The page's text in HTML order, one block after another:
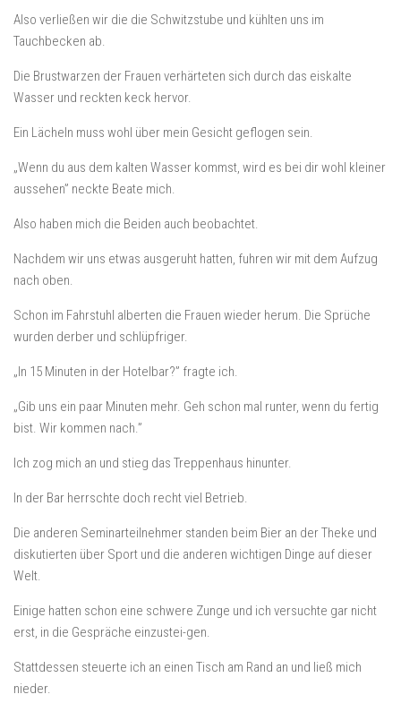
Also verließen wir die die Schwitzstube und kühlten uns im
Tauchbecken ab.
Die Brustwarzen der Frauen verhärteten sich durch das eiskalte
Wasser und reckten keck hervor.
Ein Lächeln muss wohl über mein Gesicht geflogen sein.
„Wenn du aus dem kalten Wasser kommst, wird es bei dir wohl kleiner
aussehen” neckte Beate mich.
Also haben mich die Beiden auch beobachtet.
Nachdem wir uns etwas ausgeruht hatten, fuhren wir mit dem Aufzug
nach oben.
Schon im Fahrstuhl alberten die Frauen wieder herum. Die Sprüche
wurden derber und schlüpfriger.
„In 15 Minuten in der Hotelbar?” fragte ich.
„Gib uns ein paar Minuten mehr. Geh schon mal runter, wenn du fertig
bist. Wir kommen nach.”
Ich zog mich an und stieg das Treppenhaus hinunter.
In der Bar herrschte doch recht viel Betrieb.
Die anderen Seminarteilnehmer standen beim Bier an der Theke und
diskutierten über Sport und die anderen wichtigen Dinge auf dieser
Welt.
Einige hatten schon eine schwere Zunge und ich versuchte gar nicht
erst, in die Gespräche einzustei-gen.
Stattdessen steuerte ich an einen Tisch am Rand an und ließ mich
nieder.